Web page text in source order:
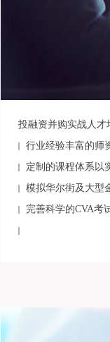
投融资并购实战人才
行业经验丰富的师
定制的课程体系以
模拟华尔街及大型
完善科学的CVA考